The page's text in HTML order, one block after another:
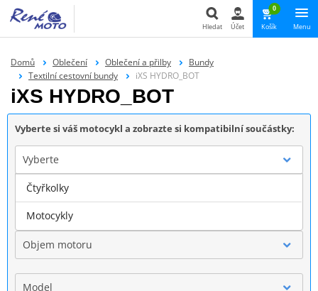
Hledat Účet
0
Košík Menu
Domů Oblečení Oblečení a přilby
Bundy
Textilní cestovní bundy
iXS HYDRO_BOT
iXS HYDRO_BOT
Vyberte si váš motocykl a zobrazte si kompatibilní součástky:
Vyberte
Značka
Objem motoru
Model
Čtyřkolky
Motocykly